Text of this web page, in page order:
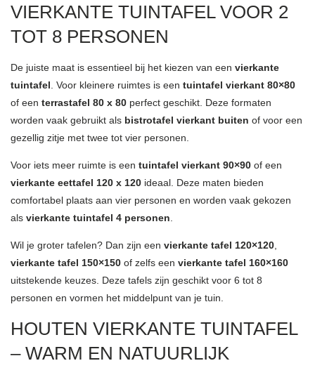
VIERKANTE TUINTAFEL VOOR 2
TOT 8 PERSONEN
De juiste maat is essentieel bij het kiezen van een vierkante
tuintafel . Voor kleinere ruimtes is een tuintafel vierkant 80×80
of een terrastafel 80 x 80 perfect geschikt. Deze formaten
worden vaak gebruikt als bistrotafel vierkant buiten of voor een
gezellig zitje met twee tot vier personen.
Voor iets meer ruimte is een tuintafel vierkant 90×90 of een
vierkante eettafel 120 x 120 ideaal. Deze maten bieden
comfortabel plaats aan vier personen en worden vaak gekozen
als vierkante tuintafel 4 personen
Wil je groter tafelen? Dan zijn een vierkante tafel 120×120
vierkante tafel 150×150 of zelfs een vierkante tafel 160×160
uitstekende keuzes. Deze tafels zijn geschikt voor 6 tot 8
personen en vormen het middelpunt van je tuin.
HOUTEN VIERKANTE TUINTAFEL
– WARM EN NATUURLIJK